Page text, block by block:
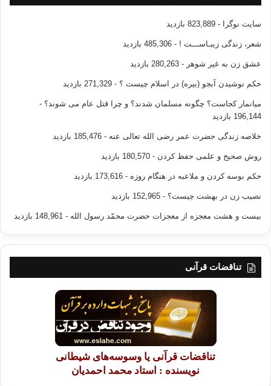
سایت نوگرا - 823,889 بازدید
شعر، زندگی زیبـاســـت ! - 485,306 بازدید
عشق زن به غیر شوهر - 280,263 بازدید
حکم نوشیدن آبجو (بیره) در اسلام چیست ؟ - 271,329 بازدید
میانمار کجاست؟ چگونه مسلمان شدند؟ و چرا قتل عام می شوند؟ -
196,144 بازدید
خلاصه زندگی حضرت عمر رضی الله تعالی عنه - 185,476 بازدید
روش صحیح و علمی حفظ کردن - 180,570 بازدید
حکم بوسه کردن و ملاعبه در هنگام روزه - 173,616 بازدید
نصیب زن در بهشت چیست؟ - 152,965 بازدید
بیست و هشت معجزه از معجزات حضرت محمّد رسول الله - 148,961 بازدید
تناقضات قرآنی
تناقضات قرآنی یا وسوسه‌های شیطانی
نویسنده : استاد محمد احمدیان